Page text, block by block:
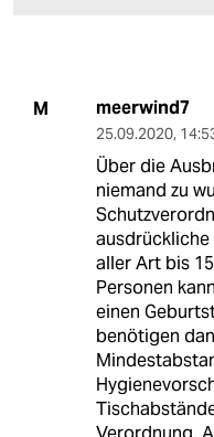
M meerwind7
25.09.2020,
Über die
niemand zu
aller Art bis
Personen
einen
benötigen